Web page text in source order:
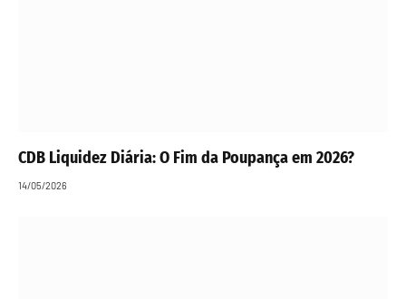
CDB Liquidez Diária: O Fim da Poupança em 2026?
14/05/2026